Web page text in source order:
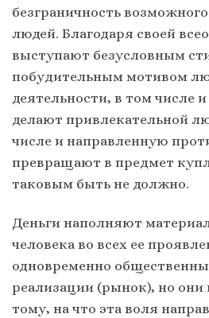
безграничность
людей. Благодаря своей
выступают безусловным
побудительным мотивом
деятельности, в том числе
делают привлекательной
числе и направленную
превращают в предмет
таковым быть не должно.
Деньги наполняют
человека во всех ее
одновременно
реализации (рынок), но
тому, на что эта воля